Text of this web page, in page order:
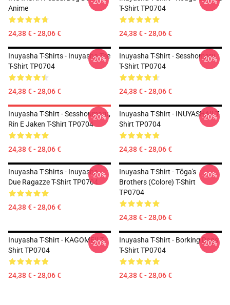
Anime
24,38 € - 28,06 €
T-Shirt TP0704
24,38 € - 28,06 €
Inuyasha T-Shirts - Inuyasha Tee
T-Shirt TP0704
24,38 € - 28,06 €
-20%
Inuyasha T-Shirt - Sesshomaru
T-Shirt TP0704
24,38 € - 28,06 €
-20%
Inuyasha T-Shirt - Sesshoumaru,
Rin E Jaken T-Shirt TP0704
24,38 € - 28,06 €
-20%
Inuyasha T-Shirt - INUYASHA!! T-
Shirt TP0704
24,38 € - 28,06 €
-20%
Inuyasha T-Shirts - Inuyasha -
Due Ragazze T-Shirt TP0704
24,38 € - 28,06 €
-20%
Inuyasha T-Shirt - Tōga's
Brothers (colore) T-Shirt
TP0704
24,38 € - 28,06 €
-20%
Inuyasha T-Shirt - KAGOME!! T-
Shirt TP0704
24,38 € - 28,06 €
-20%
Inuyasha T-Shirt - Borking Dogs
T-Shirt TP0704
24,38 € - 28,06 €
-20%